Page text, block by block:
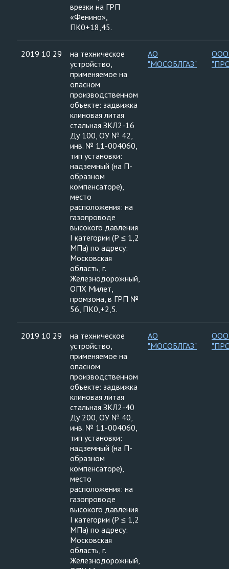
врезки на ГРП
«Фенино»,
ПК0+18,45.
2019 10 29
на техническое
устройство,
применяемое на
опасном
производственном
объекте: задвижка
клиновая литая
стальная ЗКЛ2-16
Ду 100, ОУ № 42,
инв. № 11-004060,
тип установки:
надземный (на П-
образном
компенсаторе),
место
расположения: на
газопроводе
высокого давления
I категории (Р ≤ 1,2
МПа) по адресу:
Московская
область, г.
Железнодорожный,
ОПХ Милет,
промзона, в ГРП №
56, ПК0,+2,5.
АО
"МОСОБЛГАЗ"
2019 10 29
на техническое
устройство,
применяемое на
опасном
производственном
объекте: задвижка
клиновая литая
стальная ЗКЛ2-40
Ду 200, ОУ № 40,
инв. № 11-004060,
тип установки:
надземный (на П-
образном
компенсаторе),
место
расположения: на
газопроводе
высокого давления
I категории (Р ≤ 1,2
МПа) по адресу:
Московская
область, г.
Железнодорожный,
АО
"МОСОБЛГАЗ"